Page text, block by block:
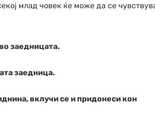
млад човек ќе може да се
заедницата.
заедница.
вклучи се и придонеси кон
да ги добивате